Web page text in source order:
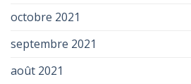
octobre 2021
septembre 2021
août 2021